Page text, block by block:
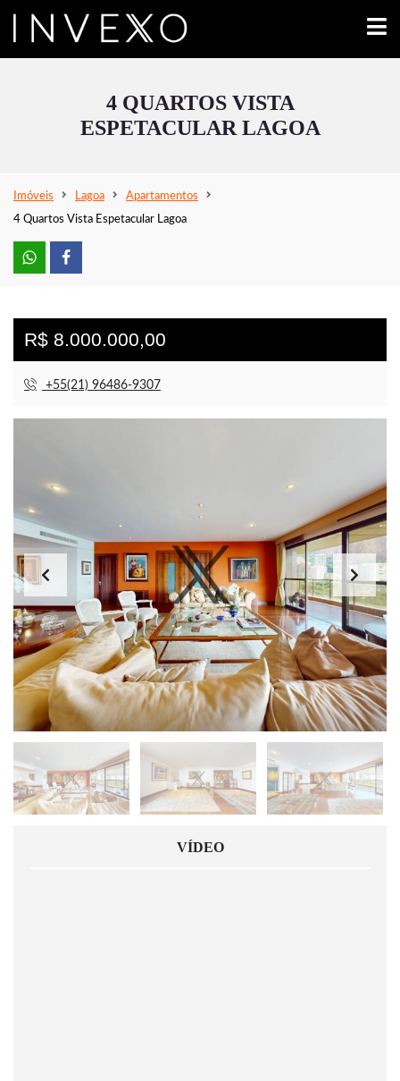
4 QUARTOS VISTA
ESPETACULAR LAGOA
Imóveis Lagoa
Apartamentos
4 Quartos Vista Espetacular Lagoa
R$ 8.000.000,00
+55(21) 96486-9307
VÍDEO